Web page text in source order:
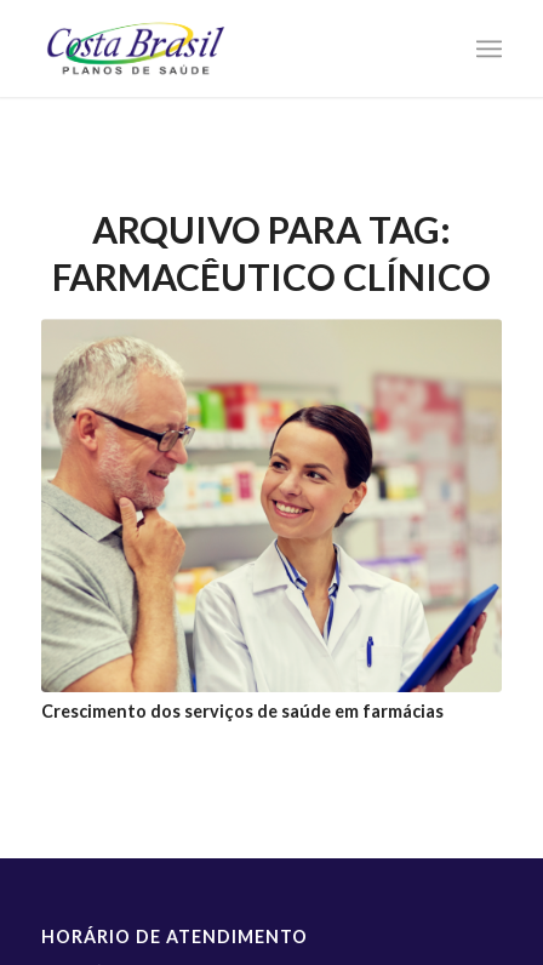
ARQUIVO PARA TAG:
FARMACÊUTICO CLÍNICO
Crescimento dos serviços de saúde em farmácias
HORÁRIO DE ATENDIMENTO